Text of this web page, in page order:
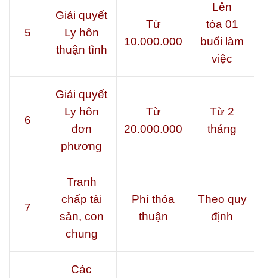
5
Giải quyết
Ly hôn
thuận tình
Từ
10.000.000
Lên
tòa 01
buổi làm
việc
6
Giải quyết
Ly hôn
đơn
phương
Từ
20.000.000
Từ 2
tháng
7
Tranh
chấp tài
sản, con
chung
Phí thỏa
thuận
Theo quy
định
Các